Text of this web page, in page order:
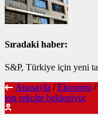
Sıradaki haber:
S&P, Türkiye için yeni
Anasayfa / Ekonomi /
ton rekolte bekleniyor